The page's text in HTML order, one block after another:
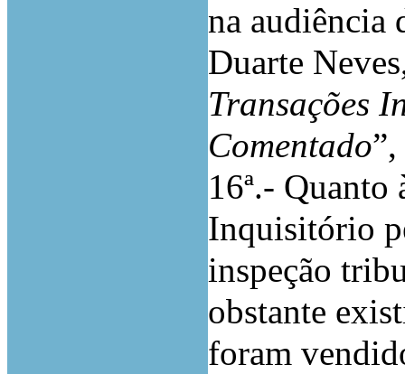
na audiência
Duarte
Transações
Comentado
16ª.-
Inquisitório
inspeção
obstante
foram